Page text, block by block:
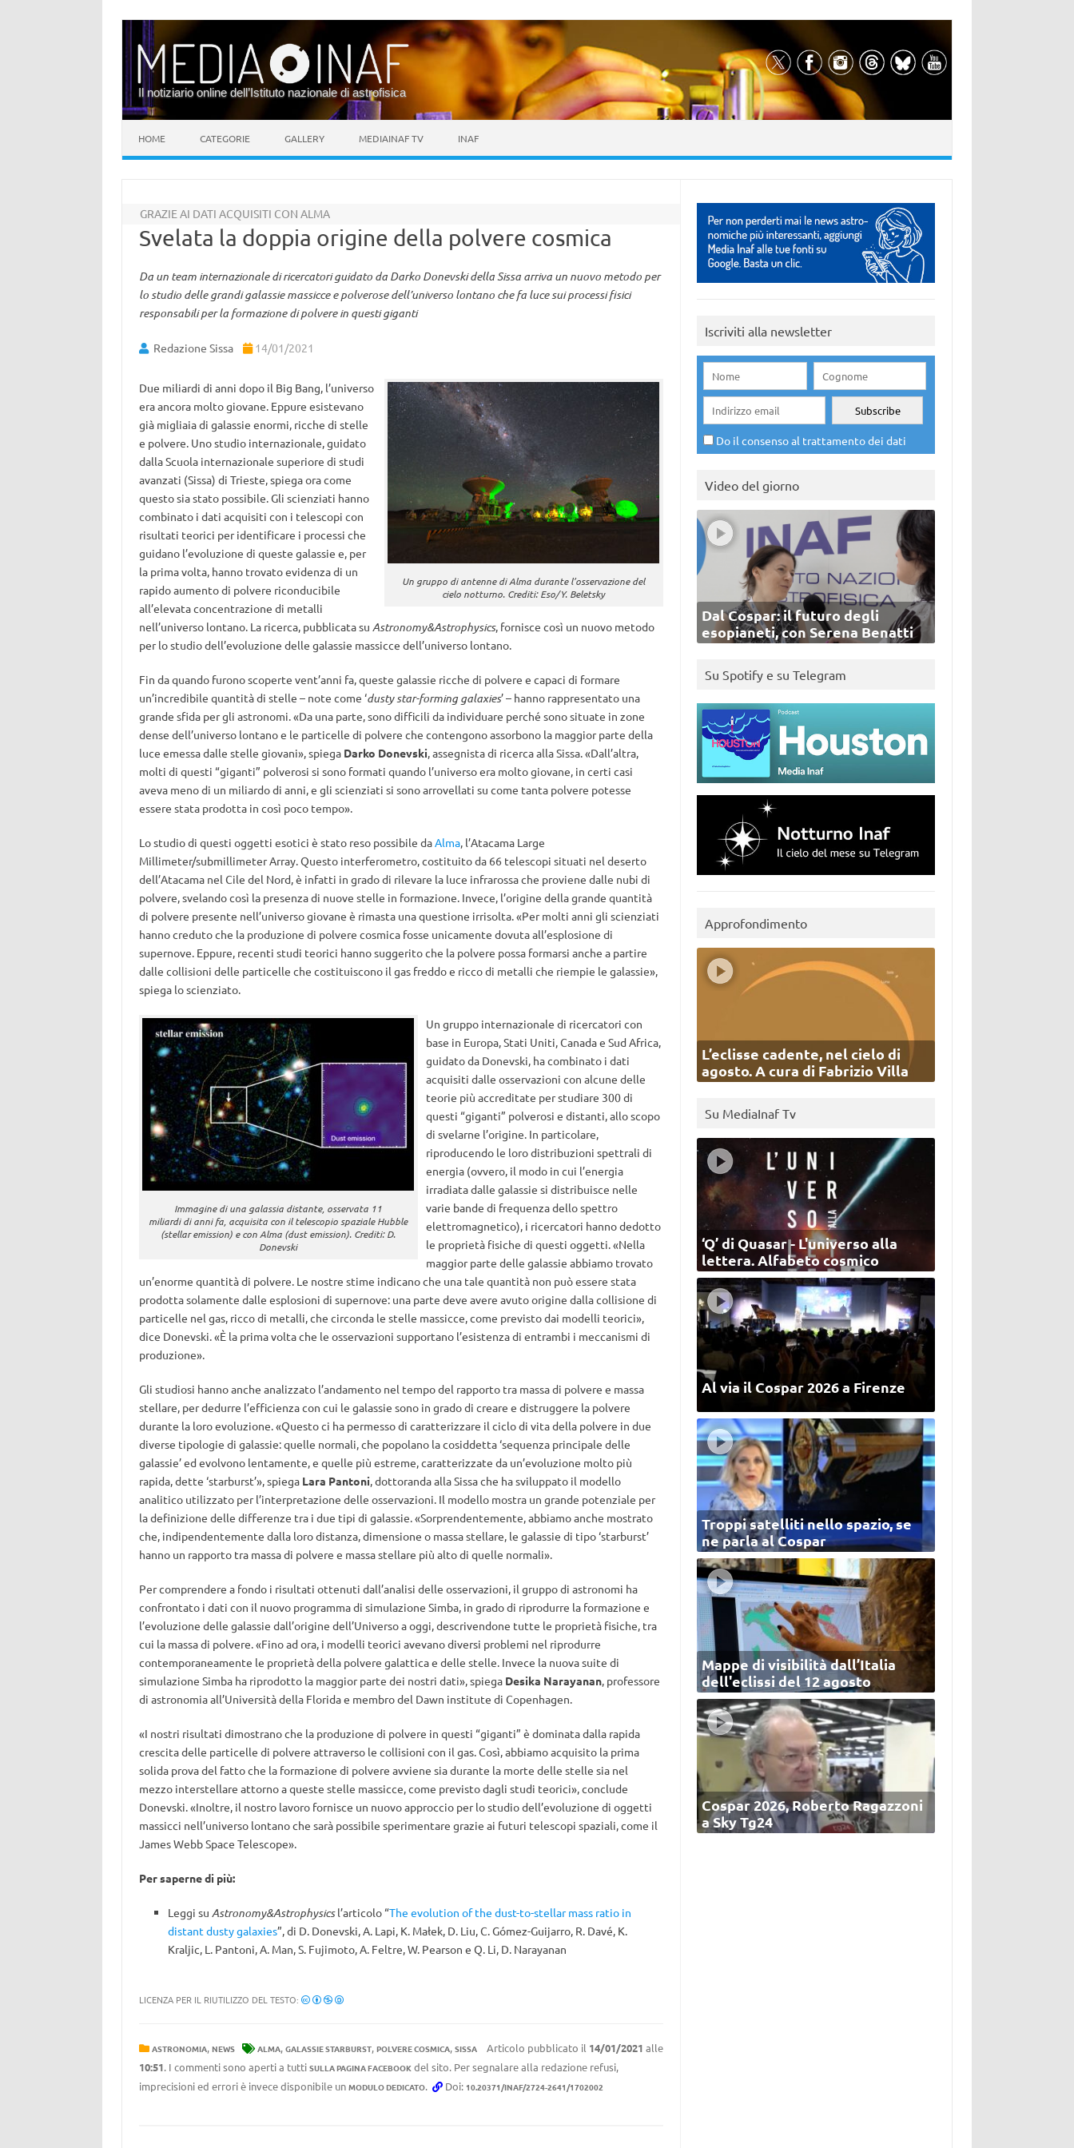
Il notiziario online dell’Istituto nazionale di astrofisica
HOME CATEGORIE GALLERY MEDIAINAF TV INAF
GRAZIE AI DATI ACQUISITI CON ALMA
Svelata la doppia origine della polvere cosmica
Da un team internazionale di ricercatori guidato da Darko Donevski della Sissa arriva un nuovo metodo per
lo studio delle grandi galassie massicce e polverose dell’universo lontano che fa luce sui processi fisici
responsabili per la formazione di polvere in questi giganti
Redazione Sissa 14/01/2021
Un gruppo di antenne di Alma durante l’osservazione del
cielo notturno. Crediti: Eso/Y. Beletsky
Due miliardi di anni dopo il Big Bang, l’universo
era ancora molto giovane. Eppure esistevano
già migliaia di galassie enormi, ricche di stelle
e polvere. Uno studio internazionale, guidato
dalla Scuola internazionale superiore di studi
avanzati (Sissa) di Trieste, spiega ora come
questo sia stato possibile. Gli scienziati hanno
combinato i dati acquisiti con i telescopi con
risultati teorici per identificare i processi che
guidano l’evoluzione di queste galassie e, per
la prima volta, hanno trovato evidenza di un
rapido aumento di polvere riconducibile
all’elevata concentrazione di metalli
nell’universo lontano. La ricerca, pubblicata su Astronomy&Astrophysics, fornisce così un nuovo metodo
per lo studio dell’evoluzione delle galassie massicce dell’universo lontano.
Fin da quando furono scoperte vent’anni fa, queste galassie ricche di polvere e capaci di formare
un’incredibile quantità di stelle – note come ‘dusty star-forming galaxies’ – hanno rappresentato una
grande sfida per gli astronomi. «Da una parte, sono difficili da individuare perché sono situate in zone
dense dell’universo lontano e le particelle di polvere che contengono assorbono la maggior parte della
luce emessa dalle stelle giovani», spiega Darko Donevski, assegnista di ricerca alla Sissa. «Dall’altra,
molti di questi “giganti” polverosi si sono formati quando l’universo era molto giovane, in certi casi
aveva meno di un miliardo di anni, e gli scienziati si sono arrovellati su come tanta polvere potesse
essere stata prodotta in così poco tempo».
Lo studio di questi oggetti esotici è stato reso possibile daAlma, l’Atacama Large
Millimeter/submillimeter Array. Questo interferometro, costituito da 66 telescopi situati nel deserto
dell’Atacama nel Cile del Nord, è infatti in grado di rilevare la luce infrarossa che proviene dalle nubi di
polvere, svelando così la presenza di nuove stelle in formazione. Invece, l’origine della grande quantità
di polvere presente nell’universo giovane è rimasta una questione irrisolta. «Per molti anni gli scienziati
hanno creduto che la produzione di polvere cosmica fosse unicamente dovuta all’esplosione di
supernove. Eppure, recenti studi teorici hanno suggerito che la polvere possa formarsi anche a partire
dalle collisioni delle particelle che costituiscono il gas freddo e ricco di metalli che riempie le galassie»,
spiega lo scienziato.
Immagine di una galassia distante, osservata 11
miliardi di anni fa, acquisita con il telescopio spaziale Hubble
(stellar emission) e con Alma (dust emission). Crediti: D.
Donevski
Un gruppo internazionale di ricercatori con
base in Europa, Stati Uniti, Canada e Sud Africa,
guidato da Donevski, ha combinato i dati
acquisiti dalle osservazioni con alcune delle
teorie più accreditate per studiare 300 di
questi “giganti” polverosi e distanti, allo scopo
di svelarne l’origine. In particolare,
riproducendo le loro distribuzioni spettrali di
energia (ovvero, il modo in cui l’energia
irradiata dalle galassie si distribuisce nelle
varie bande di frequenza dello spettro
elettromagnetico), i ricercatori hanno dedotto
le proprietà fisiche di questi oggetti. «Nella
maggior parte delle galassie abbiamo trovato
un’enorme quantità di polvere. Le nostre stime indicano che una tale quantità non può essere stata
prodotta solamente dalle esplosioni di supernove: una parte deve avere avuto origine dalla collisione di
particelle nel gas, ricco di metalli, che circonda le stelle massicce, come previsto dai modelli teorici»,
dice Donevski. «È la prima volta che le osservazioni supportano l’esistenza di entrambi i meccanismi di
produzione».
Gli studiosi hanno anche analizzato l’andamento nel tempo del rapporto tra massa di polvere e massa
stellare, per dedurre l’efficienza con cui le galassie sono in grado di creare e distruggere la polvere
durante la loro evoluzione. «Questo ci ha permesso di caratterizzare il ciclo di vita della polvere in due
diverse tipologie di galassie: quelle normali, che popolano la cosiddetta ‘sequenza principale delle
galassie’ ed evolvono lentamente, e quelle più estreme, caratterizzate da un’evoluzione molto più
rapida, dette ‘starburst’», spiega Lara Pantoni, dottoranda alla Sissa che ha sviluppato il modello
analitico utilizzato per l’interpretazione delle osservazioni. Il modello mostra un grande potenziale per
la definizione delle differenze tra i due tipi di galassie. «Sorprendentemente, abbiamo anche mostrato
che, indipendentemente dalla loro distanza, dimensione o massa stellare, le galassie di tipo ‘starburst’
hanno un rapporto tra massa di polvere e massa stellare più alto di quelle normali».
Per comprendere a fondo i risultati ottenuti dall’analisi delle osservazioni, il gruppo di astronomi ha
confrontato i dati con il nuovo programma di simulazione Simba, in grado di riprodurre la formazione e
l’evoluzione delle galassie dall’origine dell’Universo a oggi, descrivendone tutte le proprietà fisiche, tra
cui la massa di polvere. «Fino ad ora, i modelli teorici avevano diversi problemi nel riprodurre
contemporaneamente le proprietà della polvere galattica e delle stelle. Invece la nuova suite di
simulazione Simba ha riprodotto la maggior parte dei nostri dati», spiega Desika Narayanan, professore
di astronomia all’Università della Florida e membro del Dawn institute di Copenhagen.
«I nostri risultati dimostrano che la produzione di polvere in questi “giganti” è dominata dalla rapida
crescita delle particelle di polvere attraverso le collisioni con il gas. Così, abbiamo acquisito la prima
solida prova del fatto che la formazione di polvere avviene sia durante la morte delle stelle sia nel
mezzo interstellare attorno a queste stelle massicce, come previsto dagli studi teorici», conclude
Donevski. «Inoltre, il nostro lavoro fornisce un nuovo approccio per lo studio dell’evoluzione di oggetti
massicci nell’universo lontano che sarà possibile sperimentare grazie ai futuri telescopi spaziali, come il
James Webb Space Telescope».
Per saperne di più:
Leggi su Astronomy&Astrophysicsl’articolo “The evolution of the dust-to-stellar mass ratio in
distant dusty galaxies”, di D. Donevski, A. Lapi, K. Małek, D. Liu, C. Gómez-Guijarro, R. Davé, K.
Kraljic, L. Pantoni, A. Man, S. Fujimoto, A. Feltre, W. Pearson e Q. Li, D. Narayanan
LICENZA PER IL RIUTILIZZO DEL TESTO:
ASTRONOMIA, NEWS ALMA, GALASSIE STARBURST, POLVERE COSMICA, SISSA Articolo pubblicato il 14/01/2021 alle
10:51. I commenti sono aperti a tutti SULLA PAGINA FACEBOOKdel sito. Per segnalare alla redazione refusi,
imprecisioni ed errori è invece disponibile un MODULO DEDICATO. Doi: 10.20371/INAF/2724-2641/1702002
Iscriviti alla newsletter
Do il consenso al trattamento dei dati
Video del giorno
Dal Cospar: il futuro degli
esopianeti, con Serena Benatti
Su Spotify e su Telegram
Approfondimento
L’eclisse cadente, nel cielo di
agosto. A cura di Fabrizio Villa
Su MediaInaf Tv
‘Q’ di Quasar - L'universo alla
lettera. Alfabeto cosmico
Al via il Cospar 2026 a Firenze
Troppi satelliti nello spazio, se
ne parla al Cospar
Mappe di visibilità dall’Italia
dell'eclissi del 12 agosto
Cospar 2026, Roberto Ragazzoni
a Sky Tg24